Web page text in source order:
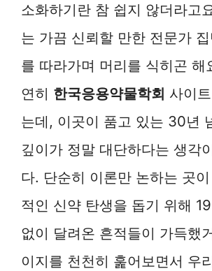
소화하기란 참 쉽지 않더라고
는 가끔 신뢰할 만한 전문가
를 따라가며 머리를 식히곤 해
연히 한국응용약물학회 사이
는데, 이곳이 품고 있는 30년
깊이가 정말 대단하다는 생각
다. 단순히 이론만 논하는 곳
적인 신약 탄생을 돕기 위해
없이 달려온 흔적들이 가득했
이지를 천천히 훑어보면서 우